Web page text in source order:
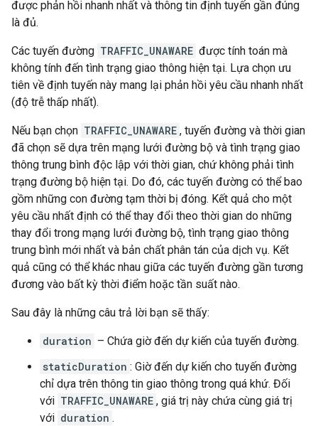
được phản hồi nhanh nhất và thông tin định tuyến gần đúng
là đủ.
Các tuyến đường TRAFFIC_UNAWARE được tính toán mà
không tính đến tình trạng giao thông hiện tại. Lựa chọn ưu
tiên về định tuyến này mang lại phản hồi yêu cầu nhanh nhất
(độ trễ thấp nhất).
Nếu bạn chọn TRAFFIC_UNAWARE , tuyến đường và thời gian
đã chọn sẽ dựa trên mạng lưới đường bộ và tình trạng giao
thông trung bình độc lập với thời gian, chứ không phải tình
trạng đường bộ hiện tại. Do đó, các tuyến đường có thể bao
gồm những con đường tạm thời bị đóng. Kết quả cho một
yêu cầu nhất định có thể thay đổi theo thời gian do những
thay đổi trong mạng lưới đường bộ, tình trạng giao thông
trung bình mới nhất và bản chất phân tán của dịch vụ. Kết
quả cũng có thể khác nhau giữa các tuyến đường gần tương
đương vào bất kỳ thời điểm hoặc tần suất nào.
Sau đây là những câu trả lời bạn sẽ thấy:
duration – Chứa giờ đến dự kiến của tuyến đường.
staticDuration : Giờ đến dự kiến cho tuyến đường
chỉ dựa trên thông tin giao thông trong quá khứ. Đối
với TRAFFIC_UNAWARE , giá trị này chứa cùng giá trị
với duration .